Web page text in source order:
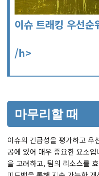
이슈 트래킹 우선
/h>
마무리할 때
이슈의 긴급성을 평가하고 우
공에 있어 매우 중요한 요소
을 고려하고, 팀의 리소스를